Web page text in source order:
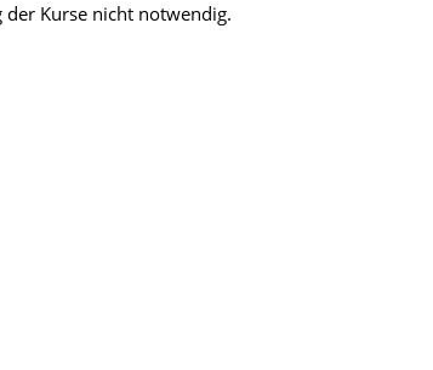
Kurse nicht notwendig.